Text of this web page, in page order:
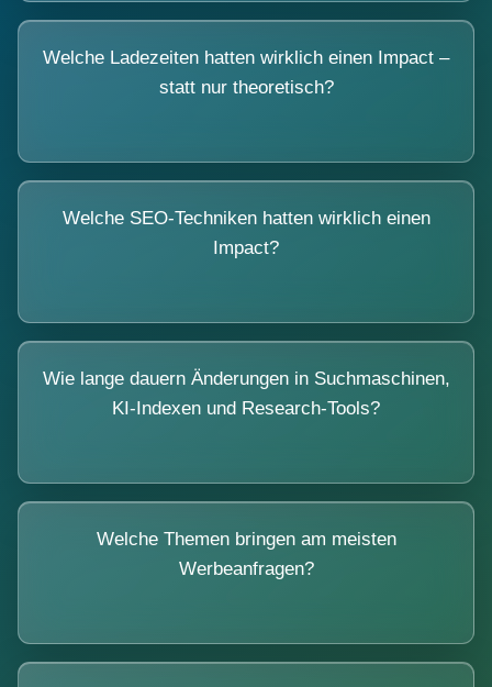
Welche Ladezeiten hatten wirklich einen Impact –
statt nur theoretisch?
Welche SEO-Techniken hatten wirklich einen
Impact?
Wie lange dauern Änderungen in Suchmaschinen,
KI-Indexen und Research-Tools?
Welche Themen bringen am meisten
Werbeanfragen?